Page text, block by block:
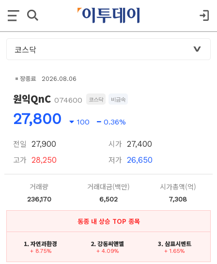
장종료 2026.08.06
원익QnC 074600 코스닥 비금속
27,800 100 0.36%
전일 27,900
고가 28,250
시가 27,400
저가 26,650
거래량
236,170
거래대금(백만)
6,502
시가총액(억)
7,308
동종 내 상승 TOP 종목
1. 자연과환경
+ 8.75%
2. 강동씨앤엘
+ 4.09%
3. 삼표시멘트
+ 1.65%